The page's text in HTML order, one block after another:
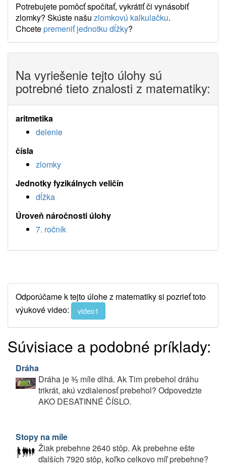
Potrebujete pomôcť spočítať, vykrátiť či vynásobiť
zlomky? Skúste našu zlomkovú kalkulačku.
Chcetepremeniť jednotku dĺžky?
Na vyriešenie tejto úlohy sú
potrebné tieto znalosti z matematiky:
aritmetika
delenie
čísla
zlomky
Jednotky fyzikálnych veličín
dĺžka
Úroveň náročnosti úlohy
7. ročník
Odporúčame k tejto úlohe z matematiky si pozrieť toto
výukové video:
video1
Súvisiace a podobné príklady:
Dráha
Dráha je ⅗ míle dlhá. Ak Tim prebehol dráhu
trikrát, akú vzdialenosť prebehol? Odpovedzte
AKO DESATINNÉ ČÍSLO.
Stopy na míle
Žiak prebehne 2640 stôp. Ak prebehne ešte
ďalších 7920 stôp, koľko celkovo míľ prebehne?